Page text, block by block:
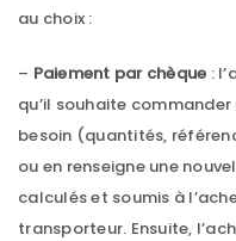
au choix :
– Paiement par chèque :
qu’il souhaite
besoin (quantités,
ou en renseigne une
calculés et soumis à
transporteur. Ensuite,